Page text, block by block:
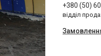
+380 (50)
відділ